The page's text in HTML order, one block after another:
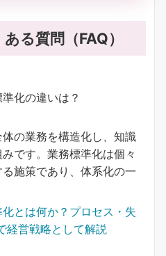
る質問（FAQ）
化の違いは？
の業務を構造化し、知識
です。業務標準化は個々
施策であり、体系化の一
とは何か？プロセス・失
経営戦略として解説